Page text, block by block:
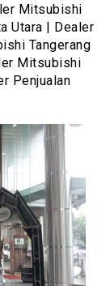
Mitsubishi
Utara | Dealer
Tangerang
Mitsubishi
Penjualan